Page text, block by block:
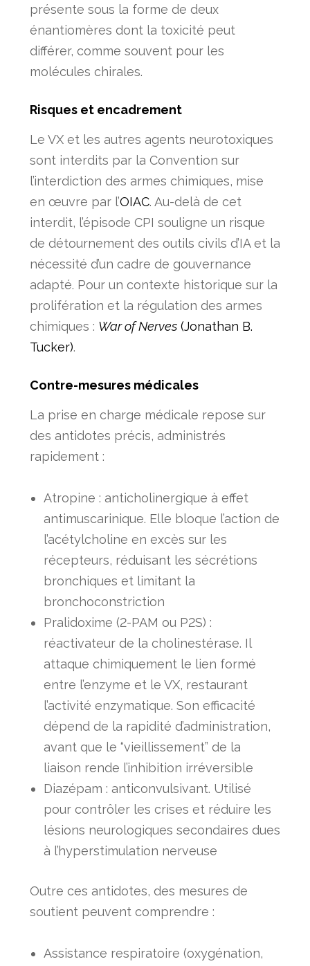
présente sous la forme de deux
énantiomères dont la toxicité peut
différer, comme souvent pour les
molécules chirales.
Risques et encadrement
Le VX et les autres agents neurotoxiques
sont interdits par la Convention sur
l’interdiction des armes chimiques, mise
en œuvre par l’OIAC. Au-delà de cet
interdit, l’épisode CPI souligne un risque
de détournement des outils civils d’IAet la
nécessité d’un cadre de gouvernance
adapté. Pour un contexte historique sur la
prolifération et la régulation des armes
chimiques : War of Nerves(Jonathan B.
Tucker).
Contre-mesures médicales
La prise en charge médicale repose sur
des antidotes précis, administrés
rapidement :
Atropine : anticholinergique à effet
antimuscarinique. Elle bloque l’action de
l’acétylcholine en excès sur les
récepteurs, réduisant les sécrétions
bronchiques et limitant la
bronchoconstriction
Pralidoxime (2-PAM ou P2S) :
réactivateur de la cholinestérase. Il
attaque chimiquement le lien formé
entre l’enzyme et le VX, restaurant
l’activité enzymatique. Son efficacité
dépend de la rapidité d’administration,
avant que le “vieillissement” de la
liaison rende l’inhibition irréversible
Diazépam : anticonvulsivant. Utilisé
pour contrôler les crises et réduire les
lésions neurologiques secondaires dues
à l’hyperstimulation nerveuse
Outre ces antidotes, des mesures de
soutient peuvent comprendre :
Assistance respiratoire (oxygénation,